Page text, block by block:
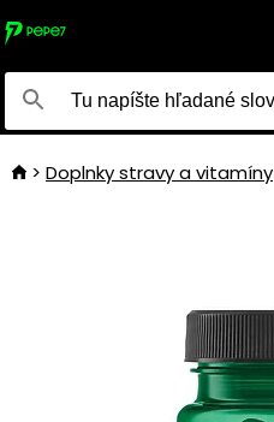
Doplnky stravy a vitamíny